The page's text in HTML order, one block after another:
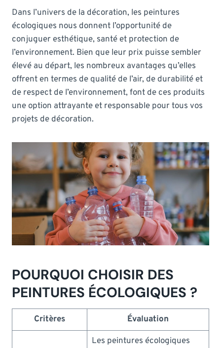
Dans l’univers de la décoration, les peintures
écologiques nous donnent l’opportunité de
conjuguer esthétique, santé et protection de
l’environnement. Bien que leur prix puisse sembler
élevé au départ, les nombreux avantages qu’elles
offrent en termes de qualité de l’air, de durabilité et
de respect de l’environnement, font de ces produits
une option attrayante et responsable pour tous vos
projets de décoration.
POURQUOI CHOISIR DES
PEINTURES ÉCOLOGIQUES ?
Critères Évaluation
Les peintures écologiques